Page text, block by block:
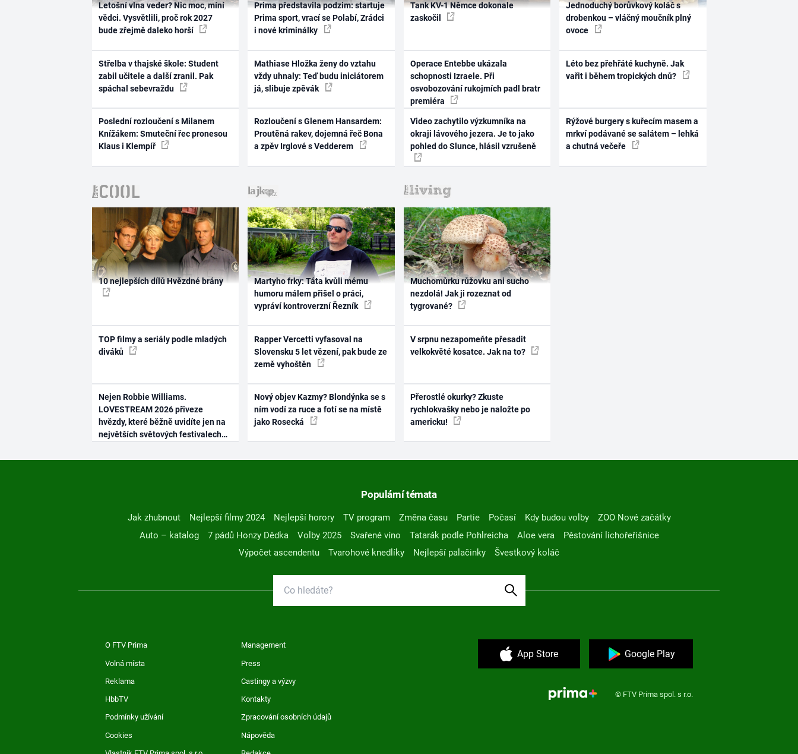
Letošní vlna veder? Nic moc, míní
vědci. Vysvětlili, proč rok 2027
bude zřejmě daleko horší
Střelba v thajské škole: Student
zabil učitele a další zranil. Pak
spáchal sebevraždu
Poslední rozloučení s Milanem
Knížákem: Smuteční řec pronesou
Klaus i Klempíř
Prima představila podzim: startuje
Prima sport, vrací se Polabí, Zrádci
i nové kriminálky
Mathiase Hložka ženy do vztahu
vždy uhnaly: Teď budu iniciátorem
já, slibuje zpěvák
Rozloučení s Glenem Hansardem:
Proutěná rakev, dojemná řeč Bona
a zpěv Irglové s Vedderem
Tank KV-1 Němce dokonale
zaskočil
Operace Entebbe ukázala
schopnosti Izraele. Při
osvobozování rukojmích padl bratr
premiéra
Video zachytilo výzkumníka na
okraji lávového jezera. Je to jako
pohled do Slunce, hlásil vzrušeně
Jednoduchý borůvkový koláč s
drobenkou – vláčný moučník plný
ovoce
Léto bez přehřáté kuchyně. Jak
vařit i během tropických dnů?
Rýžové burgery s kuřecím masem a
mrkví podávané se salátem – lehká
a chutná večeře
10 nejlepších dílů Hvězdné brány
TOP filmy a seriály podle mladých
diváků
Nejen Robbie Williams.
LOVESTREAM 2026 přiveze
hvězdy, které běžně uvidíte jen na
největších světových festivalech
Martyho frky: Táta kvůli mému
humoru málem přišel o práci,
vypráví kontroverzní Řezník
Rapper Vercetti vyfasoval na
Slovensku 5 let vězení, pak bude ze
země vyhoštěn
Nový objev Kazmy? Blondýnka se s
ním vodí za ruce a fotí se na místě
jako Rosecká
Muchomůrku růžovku ani sucho
nezdolá! Jak ji rozeznat od
tygrované?
V srpnu nezapomeňte přesadit
velkokvěté kosatce. Jak na to?
Přerostlé okurky? Zkuste
rychlokvašky nebo je naložte po
americku!
Populární témata
Jak zhubnout Nejlepší filmy 2024 Nejlepší horory TV program Změna času Partie Počasí Kdy budou volby
ZOO Nové začátky
Auto – katalog
7 pádů Honzy Dědka Volby 2025 Svařené víno Tatarák podle Pohlreicha Aloe vera
Pěstování lichořeřišnice
Výpočet ascendentu
Tvarohové knedlíky Nejlepší palačinky Švestkový koláč
O FTV Prima Management
Volná místa Press
Reklama Castingy a výzvy
HbbTV Kontakty
Podmínky užívání Zpracování osobních údajů
Cookies Nápověda
App Store Google Play
© FTV Prima spol. s r.o.